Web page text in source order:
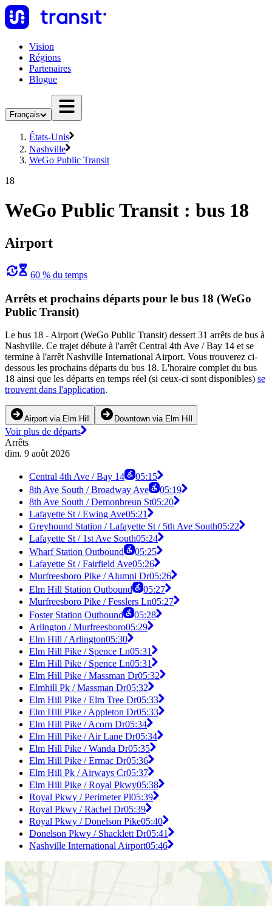
Vision
Régions
Partenaires
Blogue
Français
États-Unis
Nashville
WeGo Public Transit
18
WeGo Public Transit : bus 18
Airport
60 % du temps
Arrêts et prochains départs pour le bus 18 (WeGo
Public Transit)
Le bus 18 - Airport (WeGo Public Transit) dessert 31 arrêts de bus à
Nashville. Ce trajet débute à l'arrêt Central 4th Ave / Bay 14 et se
termine à l'arrêt Nashville International Airport. Vous trouverez ci-
dessous les prochains départs du bus 18. L'horaire complet du bus
18 ainsi que les départs en temps réel (si ceux-ci sont disponibles) se
trouvent dans l'application.
Airport via Elm Hill Downtown via Elm Hill
Voir plus de départs
Arrêts
dim. 9 août 2026
Central 4th Ave / Bay 14
05:15
8th Ave South / Broadway Ave
05:19
8th Ave South / Demonbreun St05:20
Lafayette St / Ewing Ave05:21
Greyhound Station / Lafayette St / 5th Ave South05:22
Lafayette St / 1st Ave South05:24
Wharf Station Outbound
05:25
Lafayette St / Fairfield Ave05:26
Murfreesboro Pike / Alumni Dr05:26
Elm Hill Station Outbound
05:27
Murfreesboro Pike / Fesslers Ln05:27
Foster Station Outbound
05:28
Arlington / Murfreesboro05:29
Elm Hill / Arlington05:30
Elm Hill Pike / Spence Ln05:31
Elm Hill Pike / Spence Ln05:31
Elm Hill Pike / Massman Dr05:32
Elmhill Pk / Massman Dr05:32
Elm Hill Pike / Elm Tree Dr05:33
Elm Hill Pike / Appleton Dr05:33
Elm Hill Pike / Acorn Dr05:34
Elm Hill Pike / Air Lane Dr05:34
Elm Hill Pike / Wanda Dr05:35
Elm Hill Pike / Ermac Dr05:36
Elm Hill Pk / Airways Cr05:37
Elm Hill Pike / Royal Pkwy05:38
Royal Pkwy / Perimeter Pl05:39
Royal Pkwy / Rachel Dr05:39
Royal Pkwy / Donelson Pike05:40
Donelson Pkwy / Shacklett Dr05:41
Nashville International Airport05:46